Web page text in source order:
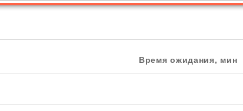
Время ожидания, мин